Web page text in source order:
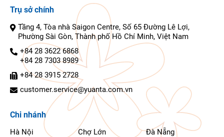
Trụ sở chính
Tầng 4, Tòa nhà Saigon Centre, Số 65 Đường Lê Lợi,
Phường Sài Gòn, Thành phố Hồ Chí Minh, Việt Nam
+84 28 3622 6868
+84 28 7303 8989
+84 28 3915 2728
customer.service@yuanta.com.vn
Chi nhánh
Hà Nội Chợ Lớn
Đà Nẵng